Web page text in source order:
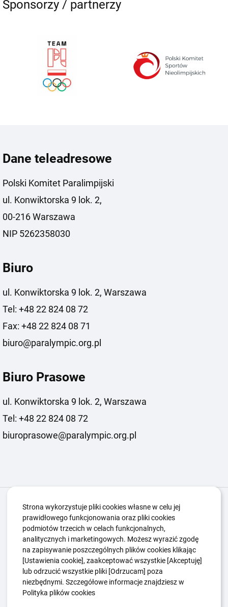
Sponsorzy / partnerzy
Dane teleadresowe
Polski Komitet Paralimpijski
ul. Konwiktorska 9 lok. 2,
00-216 Warszawa
NIP 5262358030
Biuro
ul. Konwiktorska 9 lok. 2, Warszawa
Tel: +48 22 824 08 72
Fax: +48 22 824 08 71
biuro@paralympic.org.pl
Biuro Prasowe
ul. Konwiktorska 9 lok. 2, Warszawa
Tel: +48 22 824 08 72
biuroprasowe@paralympic.org.pl
Igrzyska Paralimpijskie O nas
Kwalifikacje ZSK
Kluby Aktualności
Edukacja
Guttmanny Kontakt
Polityka Ochrony Dzieci
Sygnaliści
Polityka plików cookie
Strona wykorzystuje pliki cookies własne w celu jej
prawidłowego funkcjonowania oraz pliki cookies
podmiotów trzecich w celach funkcjonalnych,
analitycznych i marketingowych. Możesz wyrazić zgodę
na zapisywanie poszczególnych plików cookies klikając
[Ustawienia cookie], zaakceptować wszystkie [Akceptuję]
lub odrzucić wszystkie pliki [Odrzucam] poza
niezbędnymi. Szczegółowe informacje znajdziesz w
Polityka plików cookies